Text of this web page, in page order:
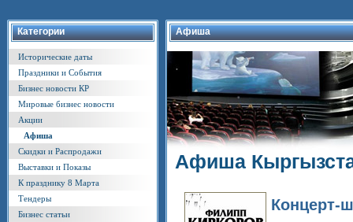
Категории
Исторические даты
Праздники и События
Бизнес новости КР
Мировые бизнес новости
Акции
Афиша
Скидки и Распродажи
Выставки и Показы
К празднику 8 Марта
Тендеры
Бизнес статьи
Афиша
Афиша
Концерт-